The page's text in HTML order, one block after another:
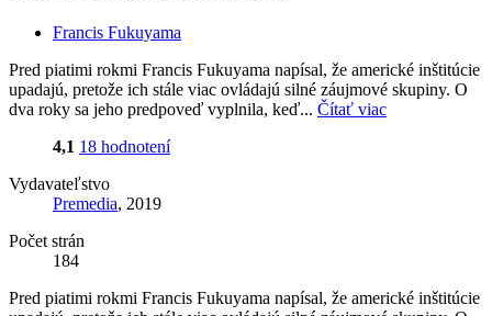
Francis Fukuyama
Pred piatimi rokmi Francis Fukuyama napísal, že americké inštitúcie
upadajú, pretože ich stále viac ovládajú silné záujmové skupiny. O
dva roky sa jeho predpoveď vyplnila, keď... Čítať viac
4,1 18 hodnotení
Vydavateľstvo
Premedia, 2019
Počet strán
184
Pred piatimi rokmi Francis Fukuyama napísal, že americké inštitúcie